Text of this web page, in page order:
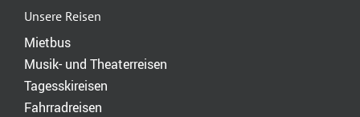
Unsere Reisen
Mietbus
Musik- und Theaterreisen
Tagesskireisen
Fahrradreisen